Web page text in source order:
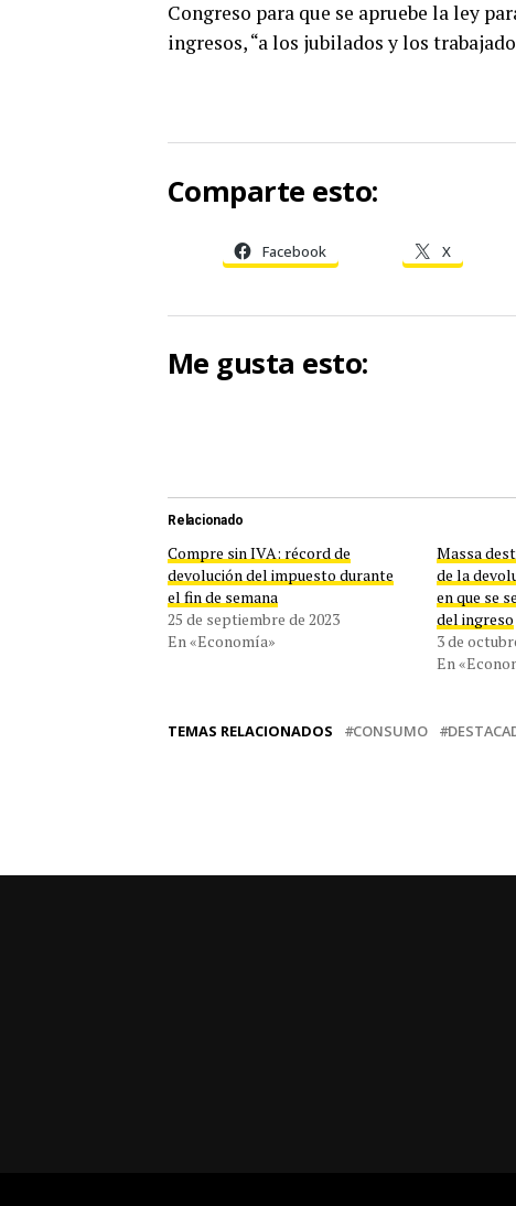
Congreso para que se apruebe la ley
ingresos, “a los jubilados y los
Comparte esto:
Facebook X
Me gusta esto:
Relacionado
Compre sin IVA: récord de
devolución del impuesto durante
el fin de semana
25 de septiembre de 2023
En «Economía»
Massa
de la
en que se
del ingreso
3 de
En
TEMAS RELACIONADOS CONSUMO